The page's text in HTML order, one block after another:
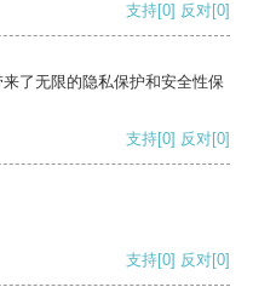
支持[0] 反对[0]
了无限的隐私保护和安全性保
支持[0] 反对[0]
支持[0] 反对[0]